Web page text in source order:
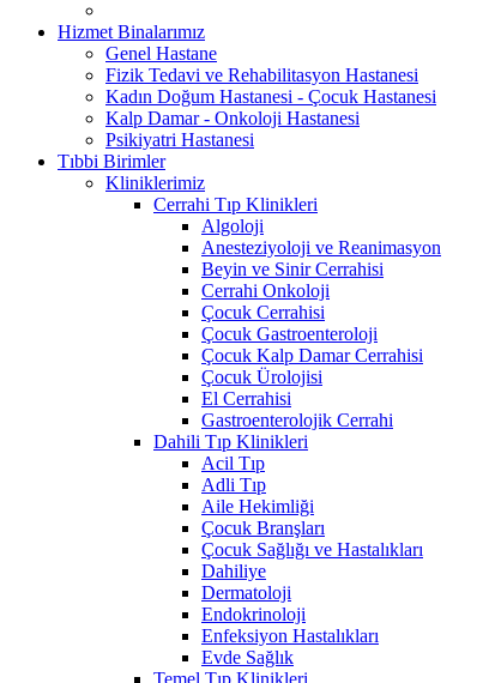
Hizmet Binalarımız
Genel Hastane
Fizik Tedavi ve Rehabilitasyon Hastanesi
Kadın Doğum Hastanesi - Çocuk Hastanesi
Kalp Damar - Onkoloji Hastanesi
Psikiyatri Hastanesi
Tıbbi Birimler
Kliniklerimiz
Cerrahi Tıp Klinikleri
Algoloji
Anesteziyoloji ve Reanimasyon
Beyin ve Sinir Cerrahisi
Cerrahi Onkoloji
Çocuk Cerrahisi
Çocuk Gastroenteroloji
Çocuk Kalp Damar Cerrahisi
Çocuk Ürolojisi
El Cerrahisi
Gastroenterolojik Cerrahi
Dahili Tıp Klinikleri
Acil Tıp
Adli Tıp
Aile Hekimliği
Çocuk Branşları
Çocuk Sağlığı ve Hastalıkları
Dahiliye
Dermatoloji
Endokrinoloji
Enfeksiyon Hastalıkları
Evde Sağlık
Temel Tıp Klinikleri